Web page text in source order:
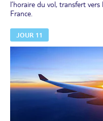
l’horaire du vol, transfert
France.
JOUR 11